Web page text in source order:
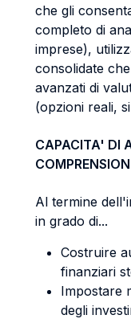
che gli
completo di
imprese),
consolidate
avanzati di
(opzioni reali,
CAPACITA' DI
Al termine
in grado di...
Costruire
finanziari
Impostare
degli